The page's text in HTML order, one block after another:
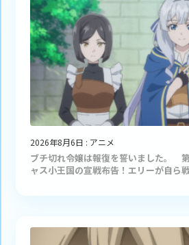
2026年8月6日 : アニメ
ブチ切れ令嬢は報復を誓いました。
ャス小王国の宣戦布告！エリーが自ら